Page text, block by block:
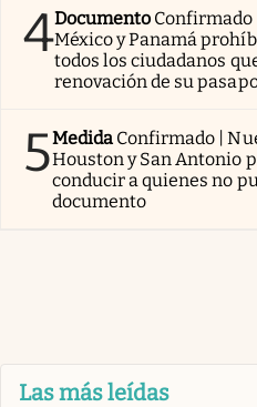
4Documento Confirmado
México y Panamá
todos los ciudadanos
renovación de su
5Medida Confirmado |
Houston y San Antonio
conducir a quienes no
documento
Las más leídas